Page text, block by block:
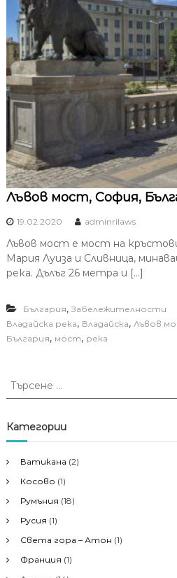
Лъвов мост, София,
19.02.2020 adminrilaws
Лъвов мост е мост на
Мария Луиза и Сливница,
река. Дълъг 26 метра и […]
България, Забележителности
Владайска река, Владайска, Лъвов
България, мост, река
Т
с
е
е
з
а
Категории
Ватикана (2)
Косово (1)
Румъния (18)
Русия (1)
Света гора – Атон (1)
Франция (1)